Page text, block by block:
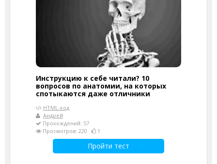
Инструкцию к себе читали? 10
вопросов по анатомии, на которых
спотыкаются даже отличники
HTML-код
Андрей
Прохождений: 57
Просмотров: 220
1
Пройти тест